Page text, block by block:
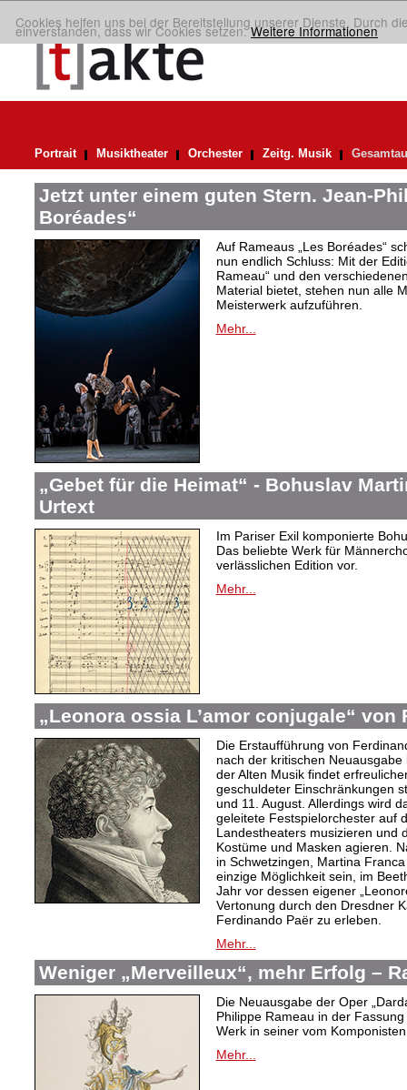
Cookies helfen uns bei der Bereitstellung unserer Dienste. Durch
einverstanden, dass wir Cookies setzen.Weitere Informationen
Portrait Musiktheater Orchester Zeitg. Musik
Jetzt unter einem guten Stern. Jean-
Boréades“
Auf Rameaus „Les Boréades“
nun endlich Schluss: Mit der
Rameau“ und den
Material bietet, stehen nun alle
Meisterwerk aufzuführen.
Mehr...
„Gebet für die Heimat“ - Bohuslav
Urtext
Im Pariser Exil komponierte
Das beliebte Werk für
verlässlichen Edition vor.
Mehr...
„Leonora ossia L’amor conjugale“ von
Die Erstaufführung von
nach der kritischen
der Alten Musik findet
geschuldeter Einschränkungen
und 11. August. Allerdings wird
geleitete Festspielorchester auf
Landestheaters musizieren und
Kostüme und Masken agieren.
in Schwetzingen, Martina
einzige Möglichkeit sein, im
Jahr vor dessen eigener
Vertonung durch den Dresdner
Ferdinando Paër zu erleben.
Mehr...
Weniger „Merveilleux“, mehr Erfolg –
Die Neuausgabe der Oper
Philippe Rameau in der
Werk in seiner vom
Mehr...